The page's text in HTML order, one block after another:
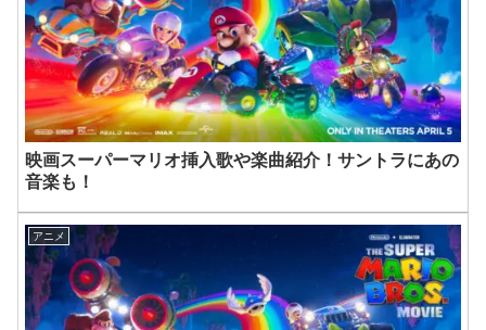
映画スーパーマリオ挿入歌や楽曲紹介！サントラにあの
音楽も！
アニメ